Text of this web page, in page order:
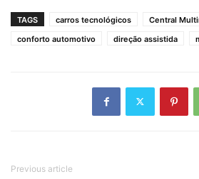
TAGS carros tecnológicos Central
conforto automotivo
direção assistida
Previous article